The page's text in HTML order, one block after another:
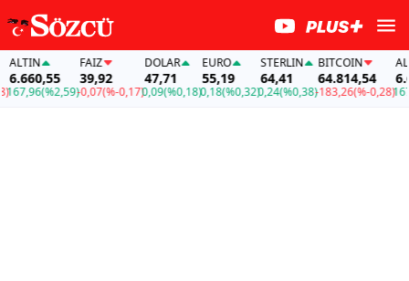
(%2,59)
FAİZ
39,92
-0,07(%-0,17)
DOLAR
47,71
0,09(%0,18)
EURO
55,19
0,18(%0,32)
STERLIN
64,41
0,24(%0,38)
BITCOIN
64.814,54
-183,26(%-0,28)